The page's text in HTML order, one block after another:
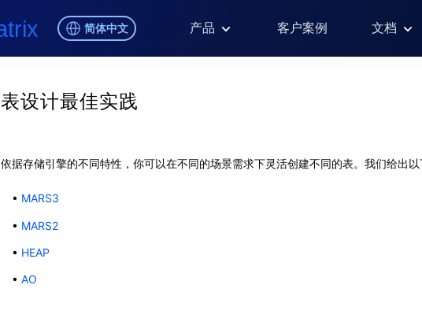
简体中文 产品 客户案例 文档
表设计最佳实践
依据存储引擎的不同特性，你可以在不同的场景需求下灵活创建不同的表。我们给出以
MARS3
MARS2
HEAP
AO